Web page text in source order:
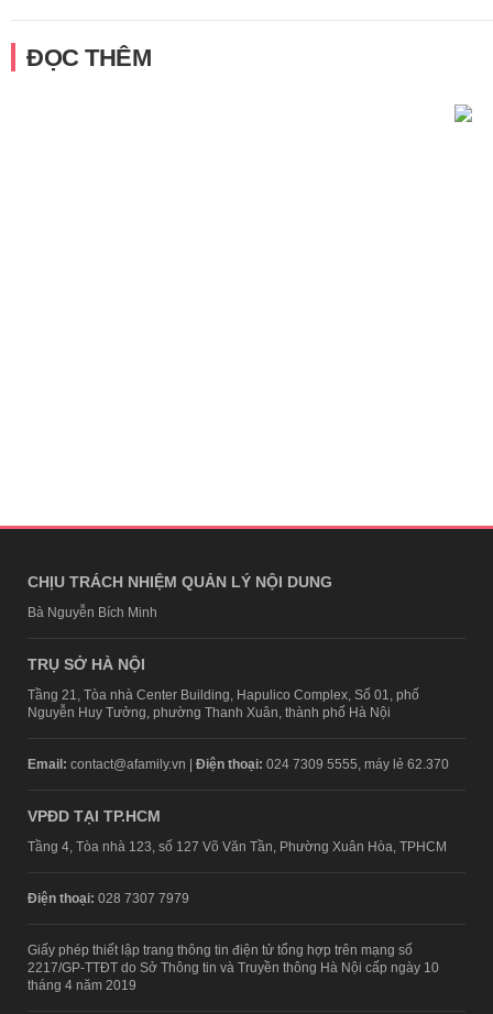
ĐỌC THÊM
CHỊU TRÁCH NHIỆM QUẢN LÝ NỘI DUNG
Bà Nguyễn Bích Minh
TRỤ SỞ HÀ NỘI
Tầng 21, Tòa nhà Center Building, Hapulico Complex, Số 01, phố
Nguyễn Huy Tưởng, phường Thanh Xuân, thành phố Hà Nội
Email: contact@afamily.vn | Điện thoại: 024 7309 5555, máy lẻ 62.370
VPĐD TẠI TP.HCM
Tầng 4, Tòa nhà 123, số 127 Võ Văn Tần, Phường Xuân Hòa, TPHCM
Điện thoại: 028 7307 7979
Giấy phép thiết lập trang thông tin điện tử tổng hợp trên mạng số
2217/GP-TTĐT do Sở Thông tin và Truyền thông Hà Nội cấp ngày 10
tháng 4 năm 2019